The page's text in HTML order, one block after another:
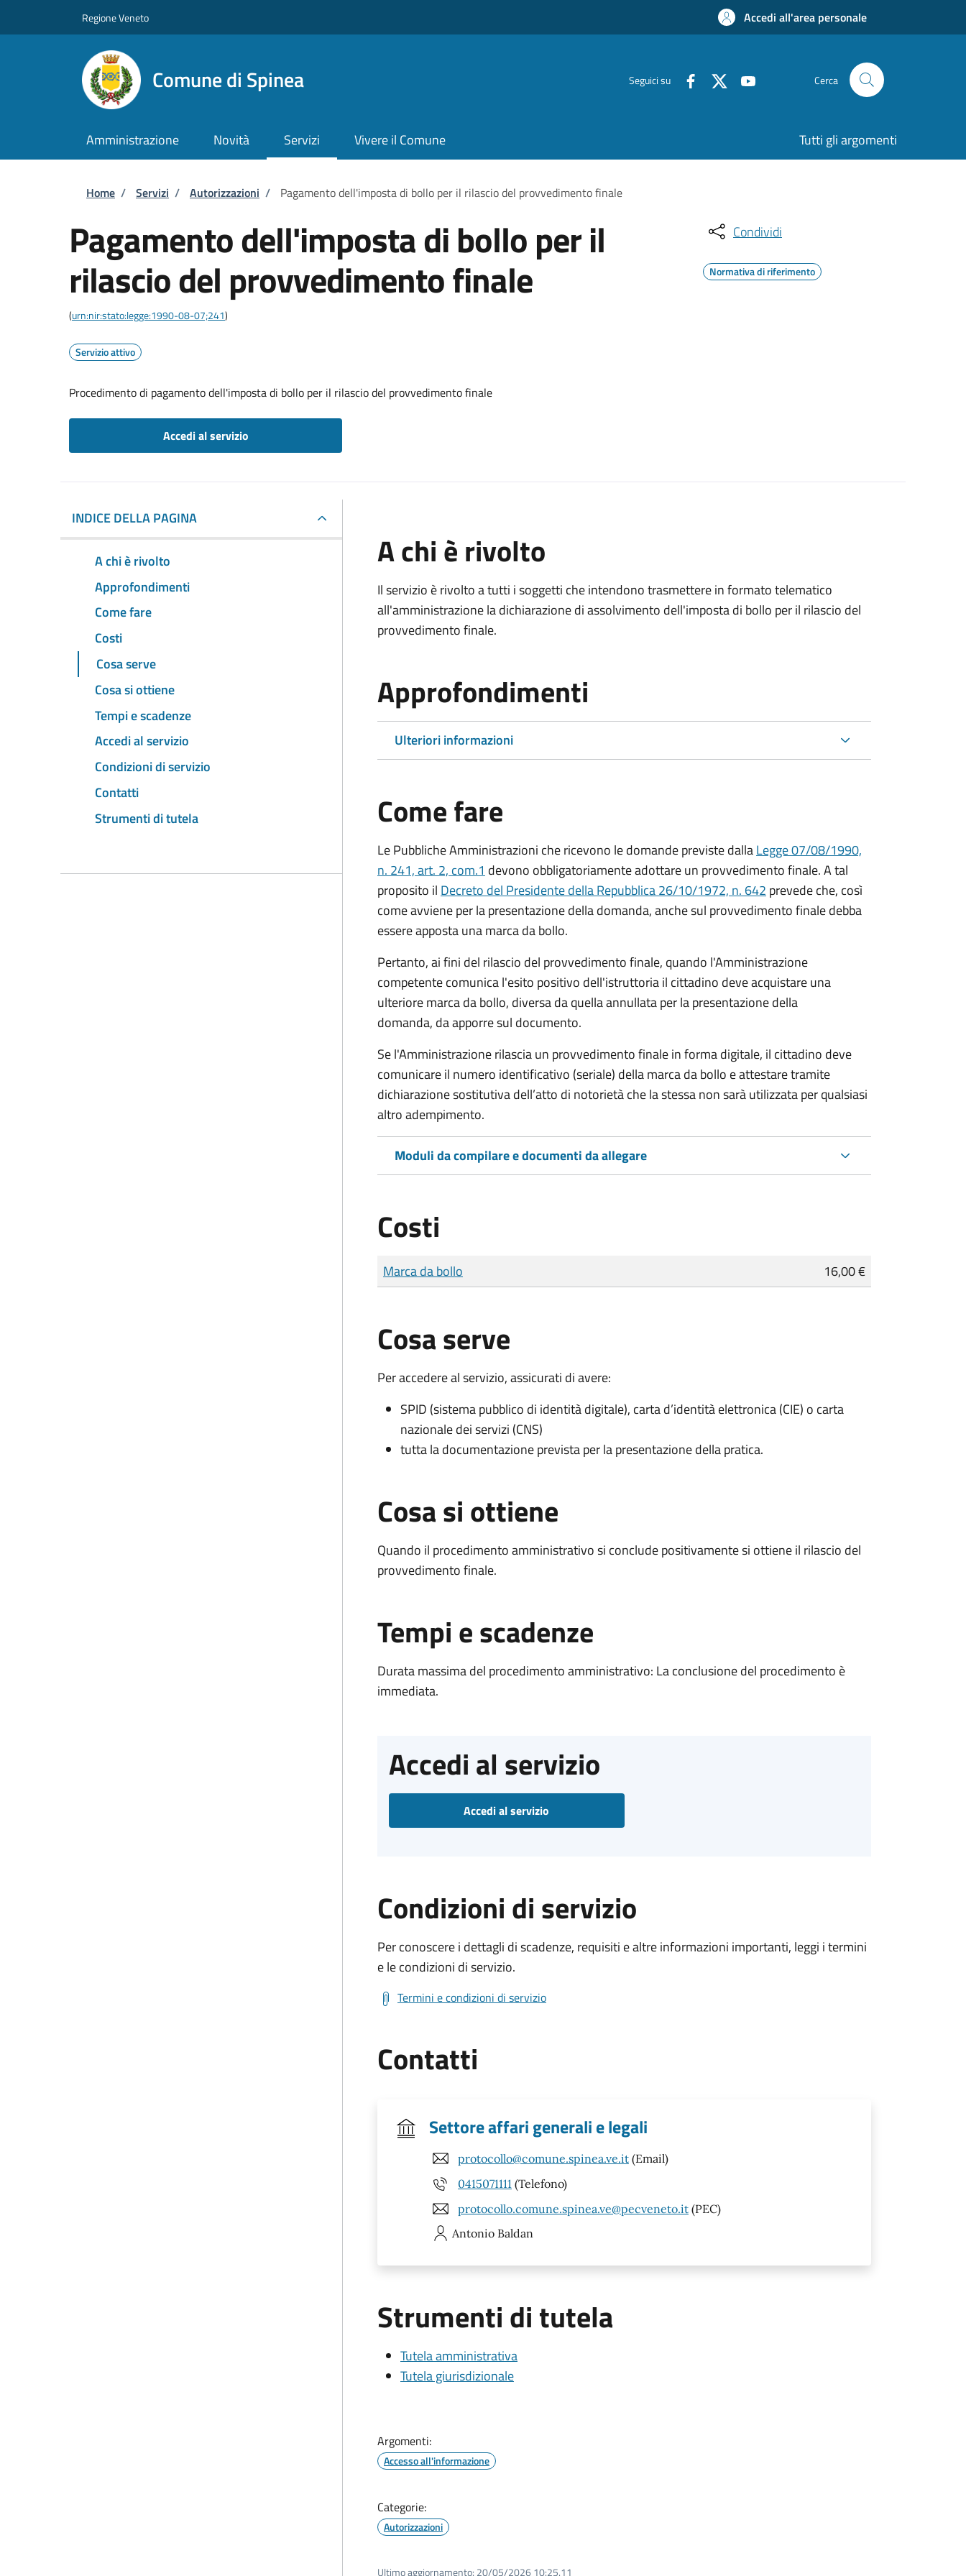
Regione Veneto Accedi all'area personale
Comune di Spinea Seguici su Cerca
Amministrazione Novità Servizi Vivere il Comune Tutti gli argomenti
Briciole di pane
Home / Servizi / Autorizzazioni / Pagamento dell'imposta di bollo per il rilascio del provvedimento finale
Pagamento dell'imposta di bollo per il
rilascio del provvedimento finale
(urn:nir:stato:legge:1990-08-07;241)
Servizio attivo
Procedimento di pagamento dell'imposta di bollo per il rilascio del provvedimento finale
Accedi al servizio
Condividi
Normativa di riferimento
INDICE DELLA PAGINA
A chi è rivolto
Approfondimenti
Come fare
Costi
Cosa serve
Cosa si ottiene
Tempi e scadenze
Accedi al servizio
Condizioni di servizio
Contatti
Strumenti di tutela
A chi è rivolto
Il servizio è rivolto a tutti i soggetti che intendono trasmettere in formato telematico
all'amministrazione la dichiarazione di assolvimento dell'imposta di bollo per il rilascio del
provvedimento finale.
Approfondimenti
Ulteriori informazioni
Come fare
Le Pubbliche Amministrazioni che ricevono le domande previste dallaLegge 07/08/1990,
n. 241, art. 2, com.1 devono obbligatoriamente adottare un provvedimento finale. A tal
proposito il Decreto del Presidente della Repubblica 26/10/1972, n. 642 prevede che, così
come avviene per la presentazione della domanda, anche sul provvedimento finale debba
essere apposta una marca da bollo.
Pertanto, ai fini del rilascio del provvedimento finale, quando l'Amministrazione
competente comunica l'esito positivo dell'istruttoria il cittadino deve acquistare una
ulteriore marca da bollo, diversa da quella annullata per la presentazione della
domanda, da apporre sul documento.
Se l'Amministrazione rilascia un provvedimento finale in forma digitale, il cittadino deve
comunicare il numero identificativo (seriale) della marca da bollo e attestare tramite
dichiarazione sostitutiva dell’atto di notorietà che la stessa non sarà utilizzata per qualsiasi
altro adempimento.
Moduli da compilare e documenti da allegare
Costi
Tipo di pagamento
Importo
Marca da bollo 16,00 €
Cosa serve
Per accedere al servizio, assicurati di avere:
SPID (sistema pubblico di identità digitale), carta d’identità elettronica (CIE) o carta
nazionale dei servizi (CNS)
tutta la documentazione prevista per la presentazione della pratica.
Cosa si ottiene
Quando il procedimento amministrativo si conclude positivamente si ottiene il rilascio del
provvedimento finale.
Tempi e scadenze
Durata massima del procedimento amministrativo: La conclusione del procedimento è
immediata.
Accedi al servizio
Accedi al servizio
Condizioni di servizio
Per conoscere i dettagli di scadenze, requisiti e altre informazioni importanti, leggi i termini
e le condizioni di servizio.
Termini e condizioni di servizio
Contatti
Settore affari generali e legali
protocollo@comune.spinea.ve.it (Email)
0415071111 (Telefono)
protocollo.comune.spinea.ve@pecveneto.it (PEC)
Antonio Baldan
Strumenti di tutela
Tutela amministrativa
Tutela giurisdizionale
Argomenti:
Accesso all'informazione
Categorie:
Autorizzazioni
Ultimo aggiornamento: 20/05/2026 10:25.11